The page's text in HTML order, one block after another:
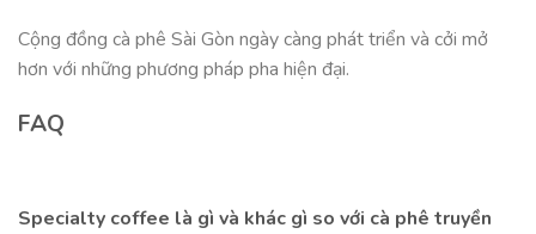
Cộng đồng cà phê Sài Gòn ngày càng phát triển và cởi mở
hơn với những phương pháp pha hiện đại.
FAQ
Specialty coffee là gì và khác gì so với cà phê truyền